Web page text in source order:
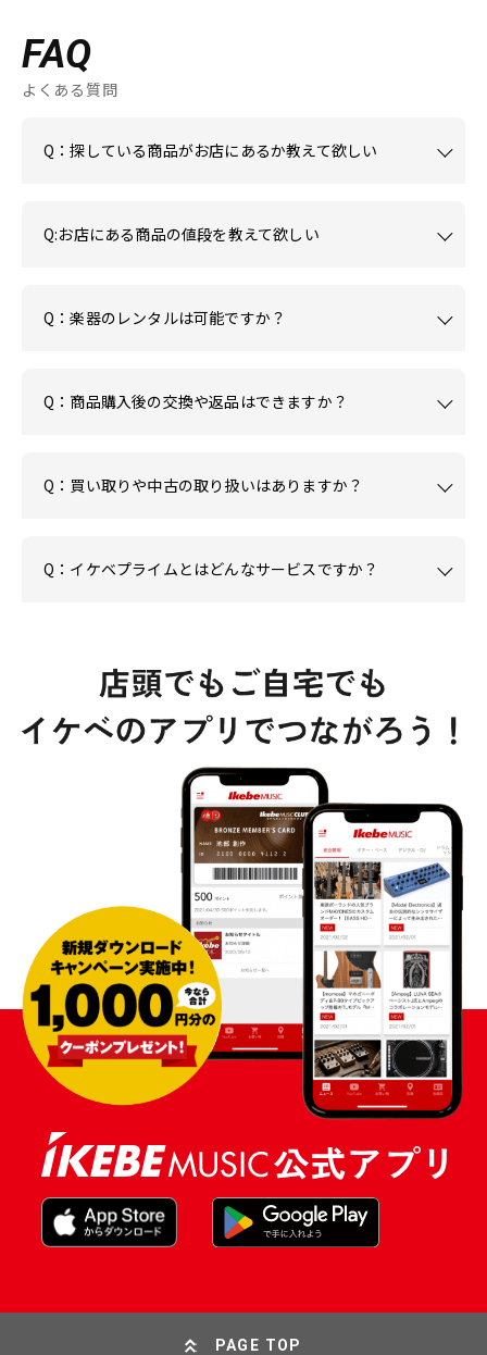
FAQ
よくある質問
Q：探している商品がお店にあるか教えて欲しい
Q:お店にある商品の値段を教えて欲しい
Q：楽器のレンタルは可能ですか？
Q：商品購入後の交換や返品はできますか？
Q：買い取りや中古の取り扱いはありますか？
Q：イケベプライムとはどんなサービスですか？
PAGE TOP